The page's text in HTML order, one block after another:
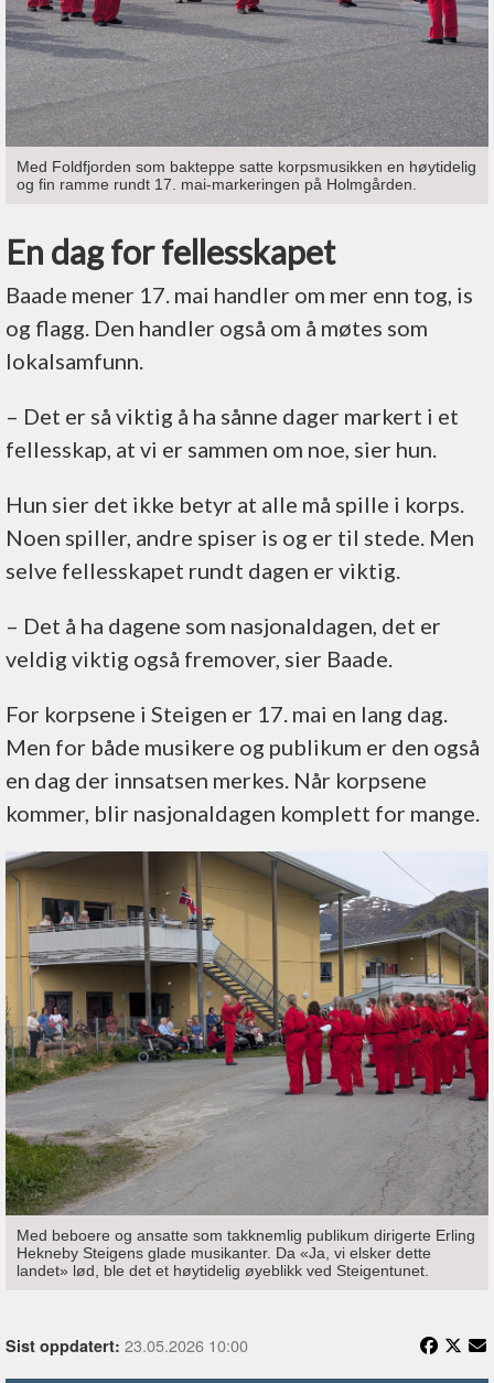
Med Foldfjorden som bakteppe satte korpsmusikken en høytidelig
og fin ramme rundt 17. mai-markeringen på Holmgården.
En dag for fellesskapet
Baade mener 17. mai handler om mer enn tog, is
og flagg. Den handler også om å møtes som
lokalsamfunn.
–⁠ Det er så viktig å ha sånne dager markert i et
fellesskap, at vi er sammen om noe, sier hun.
Hun sier det ikke betyr at alle må spille i korps.
Noen spiller, andre spiser is og er til stede. Men
selve fellesskapet rundt dagen er viktig.
–⁠ Det å ha dagene som nasjonaldagen, det er
veldig viktig også fremover, sier Baade.
For korpsene i Steigen er 17. mai en lang dag.
Men for både musikere og publikum er den også
en dag der innsatsen merkes. Når korpsene
kommer, blir nasjonaldagen komplett for mange.
Med beboere og ansatte som takknemlig publikum dirigerte Erling
Hekneby Steigens glade musikanter. Da «Ja, vi elsker dette
landet» lød, ble det et høytidelig øyeblikk ved Steigentunet.
Sist oppdatert: 23.05.2026 10:00